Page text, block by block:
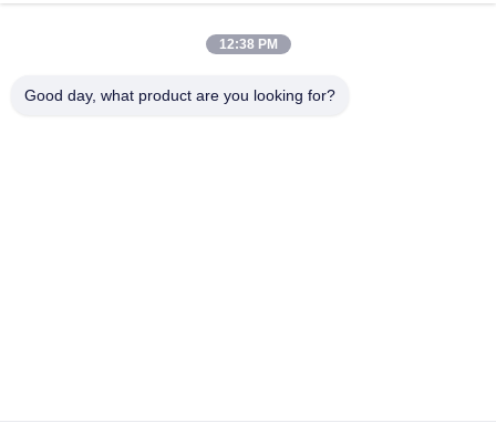
13656022162
12:38 PM
Good day, what product are you looking for?